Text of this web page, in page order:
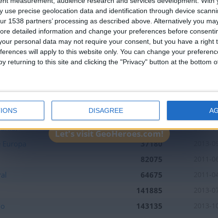
use precise geolocation data and identification through device
1538 partners’ processing as described above. Alternatively you
detailed information and change your preferences before
personal data may not require your consent, but you have a right
will apply to this website only. You can change your
returning to this site and clicking the "Privacy" button at the bottom
DISAGREE
110712 2016-
47200 2011-
110290 2019-
103485 2011-
163396 2013-
2019-
103698 2011-
37180
82075
64675
141885
143135
the firsts to submit your score on our
leaderboards!
Let's visit GeoHeroes.com!